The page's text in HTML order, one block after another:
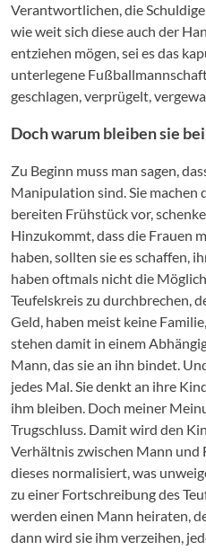
Verantwortlichen, die
wie weit sich diese auch der
entziehen mögen, sei es das
unterlegene
geschlagen, verprügelt,
Doch warum bleiben sie
Zu Beginn muss man sagen,
Manipulation sind. Sie machen
bereiten Frühstück vor,
Hinzukommt, dass die Frauen
haben, sollten sie es schaffen,
haben oftmals nicht die
Teufelskreis zu durchbrechen,
Geld, haben meist keine
stehen damit in einem
Mann, das sie an ihn bindet.
jedes Mal. Sie denkt an ihre
ihm bleiben. Doch meiner
Trugschluss. Damit wird den
Verhältnis zwischen Mann und
dieses normalisiert, was
zu einer Fortschreibung des
werden einen Mann heiraten,
dann wird sie ihm verzeihen,